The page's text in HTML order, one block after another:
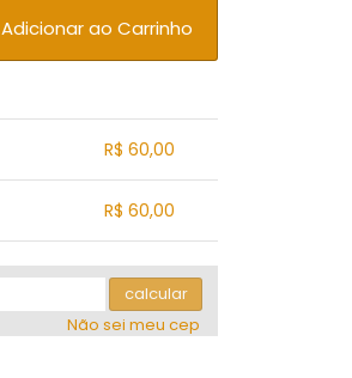
Adicionar ao Carrinho
R$ 60,00
R$ 60,00
calcular
Não sei meu cep